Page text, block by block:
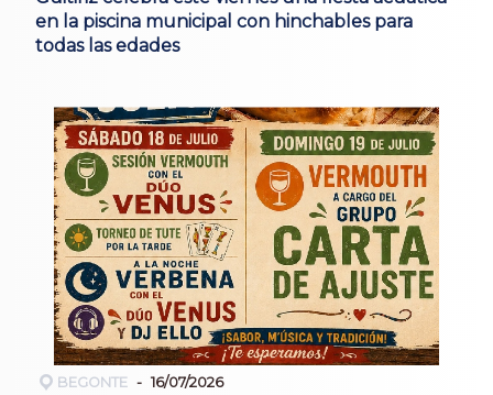
en la piscina municipal con hinchables para
todas las edades
BEGONTE 16/07/2026